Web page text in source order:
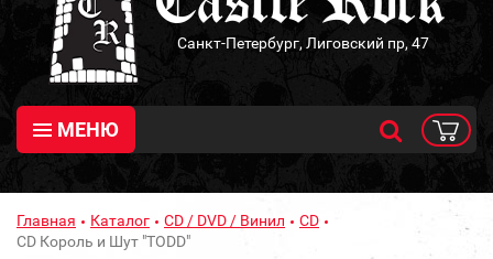
Санкт-Петербург, Лиговский пр, 47
МЕНЮ
Главная Каталог CD / DVD / Винил
CD
CD Король и Шут "TODD"